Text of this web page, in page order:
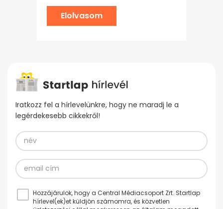
Elolvasom
Iratkozz fel a hírlevelünkre, hogy ne maradj le a
legérdekesebb cikkekről!
Hozzájárulok, hogy a Central Médiacsoport Zrt. Startlap
hírlevel(ek)et küldjön számomra, és közvetlen